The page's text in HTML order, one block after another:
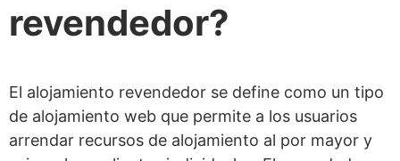
revendedor?
El alojamiento revendedor se define como un tipo
de alojamiento web que permite a los usuarios
arrendar recursos de alojamiento al por mayor y